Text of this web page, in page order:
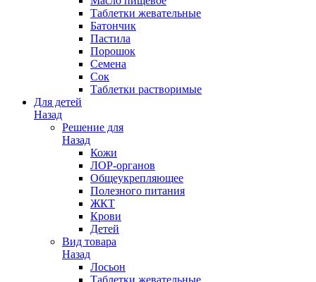
Таблетки жевательные
Батончик
Пастила
Порошок
Семена
Сок
Таблетки растворимые
Для детей
Назад
Решение для
Назад
Кожи
ЛОР-органов
Общеукрепляющее
Полезного питания
ЖКТ
Крови
Детей
Вид товара
Назад
Лосьон
Таблетки жевательные